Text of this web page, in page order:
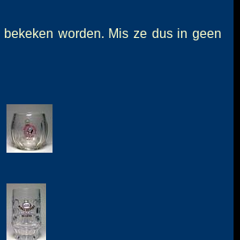
worden. Mis ze dus in geen